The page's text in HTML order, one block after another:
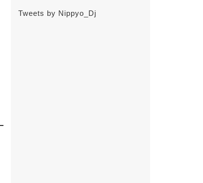
Tweets by Nippyo_Dj